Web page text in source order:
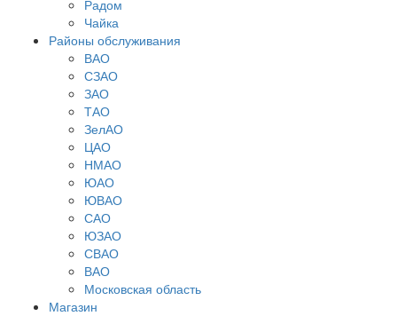
Радом
Чайка
Районы обслуживания
ВАО
СЗАО
ЗАО
ТАО
ЗелАО
ЦАО
НМАО
ЮАО
ЮВАО
САО
ЮЗАО
СВАО
ВАО
Московская область
Магазин